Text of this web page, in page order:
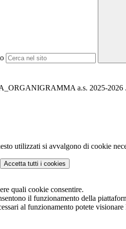
a.s. 2025-2026
utilizzati si avvalgono di cookie
Accetta tutti i cookies
quali cookie consentire.
il funzionamento della
al funzionamento potete visionare